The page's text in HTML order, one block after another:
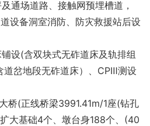
通场道路、接触网预埋槽道，
设备洞室消防、防灾救援站后设
设(含双块式无砟道床及轨排组
道岔地段无砟道床）、CPⅢ测设
桥(正线桥梁3991.41m/1座(钻孔
大基础4个、墩台身188个、(40